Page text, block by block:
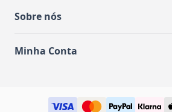
Sobre nós
Minha Conta